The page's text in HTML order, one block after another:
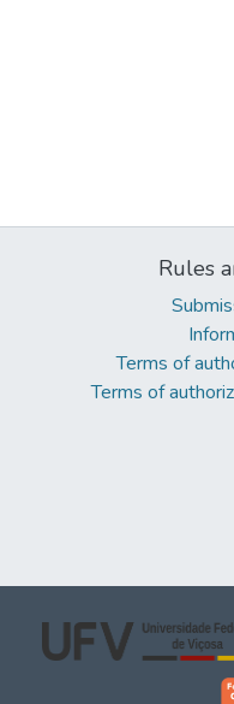
Rules
Terms of
Terms of